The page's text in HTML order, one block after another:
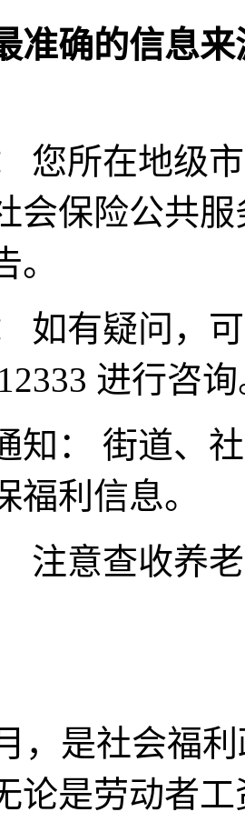
准确的信息
您所在地级
会保险公共
如有疑问，
进行咨
知： 街道、
福利信息。
注意查收养
，是社会福
论是劳动者